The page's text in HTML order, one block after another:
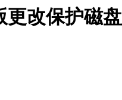
改保护磁盘